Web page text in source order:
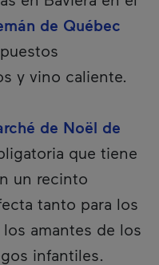
de Québec
y vino caliente.
de Noël de
se abrirá en una
que tiene
un recinto
tanto para los
amantes de los
infantiles.